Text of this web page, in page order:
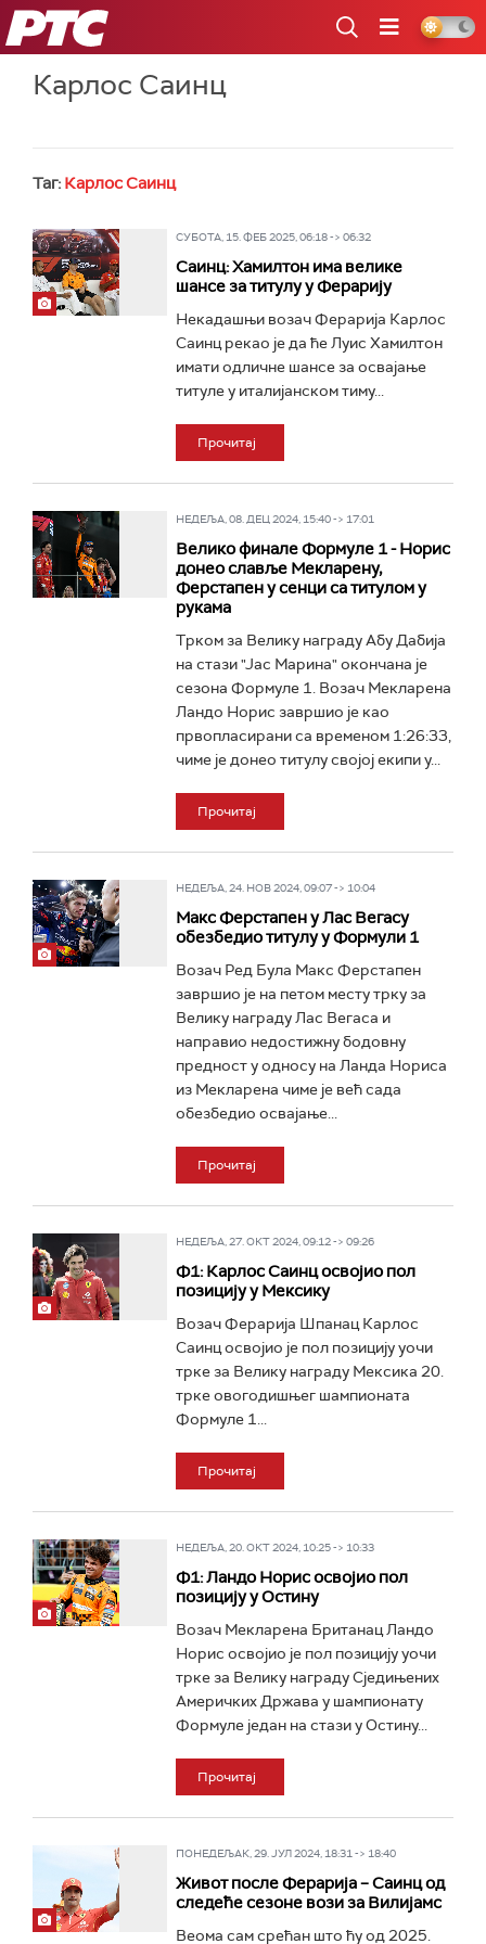
РТС
Карлос Саинц
Таг: Карлос Саинц
СУБОТА, 15. ФЕБ 2025, 06:18 -> 06:32
Саинц: Хамилтон има велике
шансе за титулу у Ферарију
Некадашњи возач Ферарија Карлос
Саинц рекао је да ће Луис Хамилтон
имати одличне шансе за освајање
титуле у италијанском тиму...
Прочитај
НЕДЕЉА, 08. ДЕЦ 2024, 15:40 -> 17:01
Велико финале Формуле 1 - Норис
донео славље Мекларену,
Ферстапен у сенци са титулом у
рукама
Трком за Велику награду Абу Дабија
на стази "Јас Марина" окончана је
сезона Формуле 1. Возач Мекларена
Ландо Норис завршио је као
првопласирани са временом 1:26:33,
чиме је донео титулу својој екипи у...
Прочитај
НЕДЕЉА, 24. НОВ 2024, 09:07 -> 10:04
Макс Ферстапен у Лас Вегасу
обезбедио титулу у Формули 1
Возач Ред Була Макс Ферстапен
завршио је на петом месту трку за
Велику награду Лас Вегаса и
направио недостижну бодовну
предност у односу на Ланда Нориса
из Мекларена чиме је већ сада
обезбедио освајање...
Прочитај
НЕДЕЉА, 27. ОКТ 2024, 09:12 -> 09:26
Ф1: Карлос Саинц освојио пол
позицију у Мексику
Возач Ферарија Шпанац Карлос
Саинц освојио је пол позицију уочи
трке за Велику награду Мексика 20.
трке овогодишњег шампионата
Формуле 1...
Прочитај
НЕДЕЉА, 20. ОКТ 2024, 10:25 -> 10:33
Ф1: Ландо Норис освојио пол
позицију у Остину
Возач Мекларена Британац Ландо
Норис освојио је пол позицију уочи
трке за Велику награду Сједињених
Америчких Држава у шампионату
Формуле један на стази у Остину...
Прочитај
ПОНЕДЕЉАК, 29. ЈУЛ 2024, 18:31 -> 18:40
Живот после Ферарија – Саинц од
следеће сезоне вози за Вилијамс
Веома сам срећан што ћу од 2025.